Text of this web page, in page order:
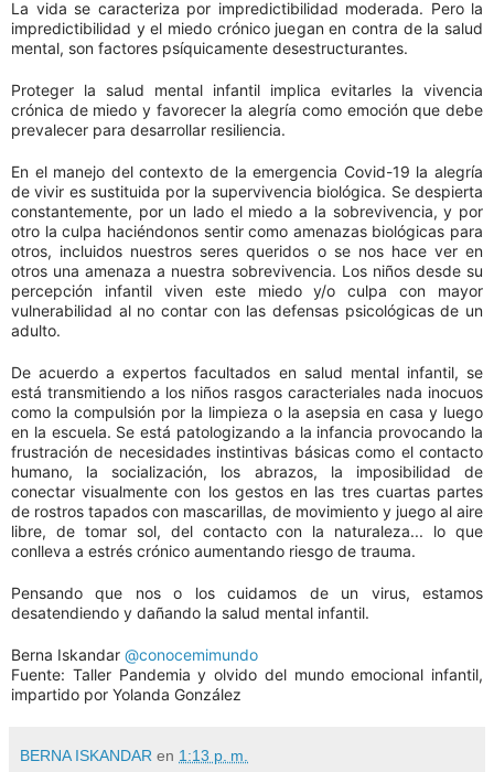
La vida se caracteriza por impredictibilidad moderada. Pero la
impredictibilidad y el miedo crónico juegan en contra de la salud
mental, son factores psíquicamente desestructurantes.
Proteger la salud mental infantil implica evitarles la vivencia
crónica de miedo y favorecer la alegría como emoción que debe
prevalecer para desarrollar resiliencia.
En el manejo del contexto de la emergencia Covid-19 la alegría
de vivir es sustituida por la supervivencia biológica. Se despierta
constantemente, por un lado el miedo a la sobrevivencia, y por
otro la culpa haciéndonos sentir como amenazas biológicas para
otros, incluidos nuestros seres queridos o se nos hace ver en
otros una amenaza a nuestra sobrevivencia. Los niños desde su
percepción infantil viven este miedo y/o culpa con mayor
vulnerabilidad al no contar con las defensas psicológicas de un
adulto.
De acuerdo a expertos facultados en salud mental infantil, se
está transmitiendo a los niños rasgos caracteriales nada inocuos
como la compulsión por la limpieza o la asepsia en casa y luego
en la escuela. Se está patologizando a la infancia provocando la
frustración de necesidades instintivas básicas como el contacto
humano, la socialización, los abrazos, la imposibilidad de
conectar visualmente con los gestos en las tres cuartas partes
de rostros tapados con mascarillas, de movimiento y juego al aire
libre, de tomar sol, del contacto con la naturaleza... lo que
conlleva a estrés crónico aumentando riesgo de trauma.
Pensando que nos o los cuidamos de un virus, estamos
desatendiendo y dañando la salud mental infantil.
Berna Iskandar @conocemimundo
Fuente: Taller Pandemia y olvido del mundo emocional infantil,
impartido por Yolanda González
BERNA ISKANDAR en 1:13 p. m.